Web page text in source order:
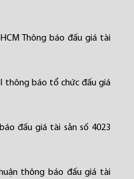
Thông báo đấu giá tài
I thông báo tổ chức đấu giá
đấu giá tài sản số 4023
thông báo đấu giá tài